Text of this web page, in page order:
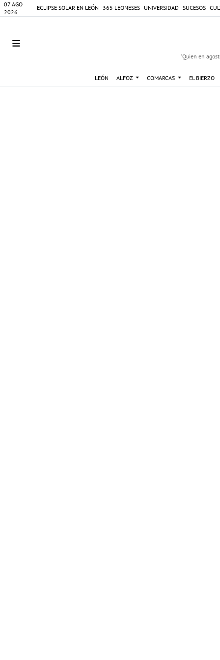
07 AGO
2026
ECLIPSE SOLAR EN LEÓN 365 LEONESES UNIVERSIDAD SUCESOS
'Quien en
LEÓN ALFOZ COMARCAS EL BIERZO